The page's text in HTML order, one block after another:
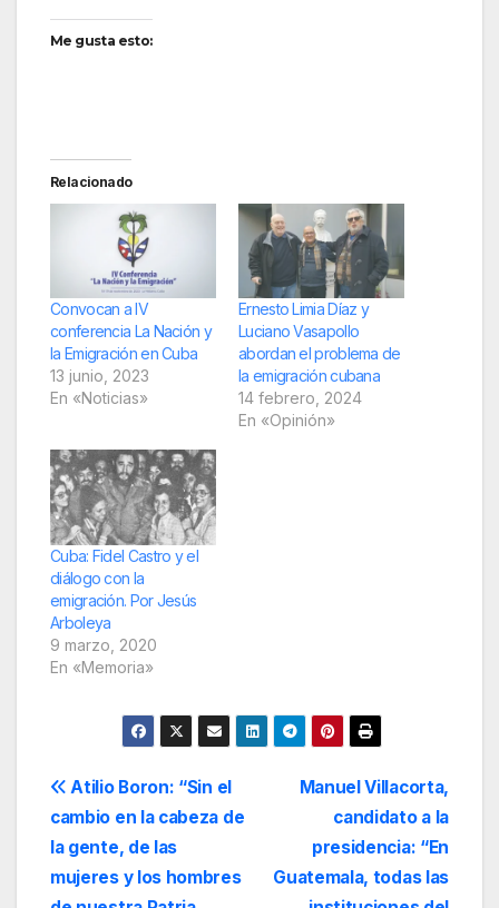
Me gusta esto:
Relacionado
Convocan a IV
conferencia La Nación y
la Emigración en Cuba
13 junio, 2023
En «Noticias»
Ernesto Limia Díaz y
Luciano Vasapollo
abordan el problema de
la emigración cubana
14 febrero, 2024
En «Opinión»
Cuba: Fidel Castro y el
diálogo con la
emigración. Por Jesús
Arboleya
9 marzo, 2020
En «Memoria»
Navegación
de
entradas
Manuel Villacorta,
candidato a la
presidencia: “En
Guatemala, todas las
Atilio Boron: “Sin el
cambio en la cabeza de
la gente, de las
mujeres y los hombres